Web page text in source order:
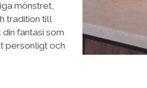
mönstret,
tradition till
fantasi som
personligt och